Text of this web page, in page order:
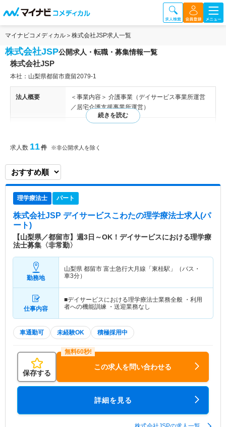
マイナビコメディカル 株式会社JSP求人一覧
株式会社JSP公開求人・転職・募集情報一覧
株式会社JSP
本社：山梨県都留市鹿留2079-1
法人概要
＜事業内容＞ 介護事業（デイサービス事業所運営
／居宅介護支援事業所運営）
営を行っています。 ご利用者とはもちろん、職員
求人数 11件 ※非公開求人を除く
理学療法士 パート
株式会社JSP デイサービスこわたの理学療法士求人(パ
ート)
【山梨県／都留市】週3日～OK！デイサービスにおける理学療
法士募集〈非常勤〉
勤務地
山梨県 都留市 富士急行大月線「東桂駅」（バス・
車3分）
仕事内容
■デイサービスにおける理学療法士業務全般 ・利用
者への機能訓練 ・送迎業務なし
車通勤可 未経験OK 積極採用中
保存する
この求人を問い合わせる
詳細を見る